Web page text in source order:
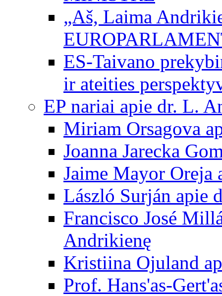
„Aš, Laima
ES-Taivano
ir ateities
EP nariai apie dr. L.
Miriam Orsagova
Joanna Jarecka
Jaime Mayor Oreja
László Surján apie
Francisco José
Andrikienę
Kristiina Ojuland
Prof. Hans'as-